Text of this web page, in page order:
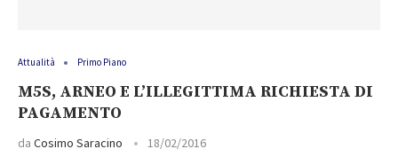
Attualità Primo Piano
M5S, ARNEO E L’ILLEGITTIMA RICHIESTA DI
PAGAMENTO
da Cosimo Saracino 18/02/2016